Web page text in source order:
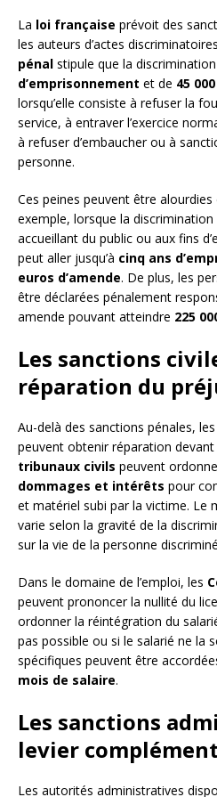
La loi française prévoit des
les auteurs d’actes
pénal stipule que la
d’emprisonnement et de 45
lorsqu’elle consiste à refuser la
service, à entraver l’exercice
à refuser d’embaucher ou à
personne.
Ces peines peuvent être
exemple, lorsque la
accueillant du public ou aux fins
peut aller jusqu’à cinq ans
euros d’amende. De plus, les
être déclarées pénalement
amende pouvant atteindre 225
Les sanctions
réparation du
Au-delà des sanctions pénales,
peuvent obtenir réparation
tribunaux civils peuvent
dommages et intérêts pour
et matériel subi par la victime. Le
varie selon la gravité de la
sur la vie de la personne
Dans le domaine de l’emploi, les
peuvent prononcer la nullité du
ordonner la réintégration du
pas possible ou si le salarié ne la
spécifiques peuvent être
mois de salaire.
Les sanctions
levier
Les autorités administratives